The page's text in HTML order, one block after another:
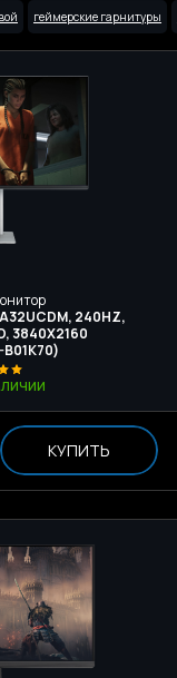
геймерские гарнитуры
240HZ,
3840Х2160
КУПИТЬ